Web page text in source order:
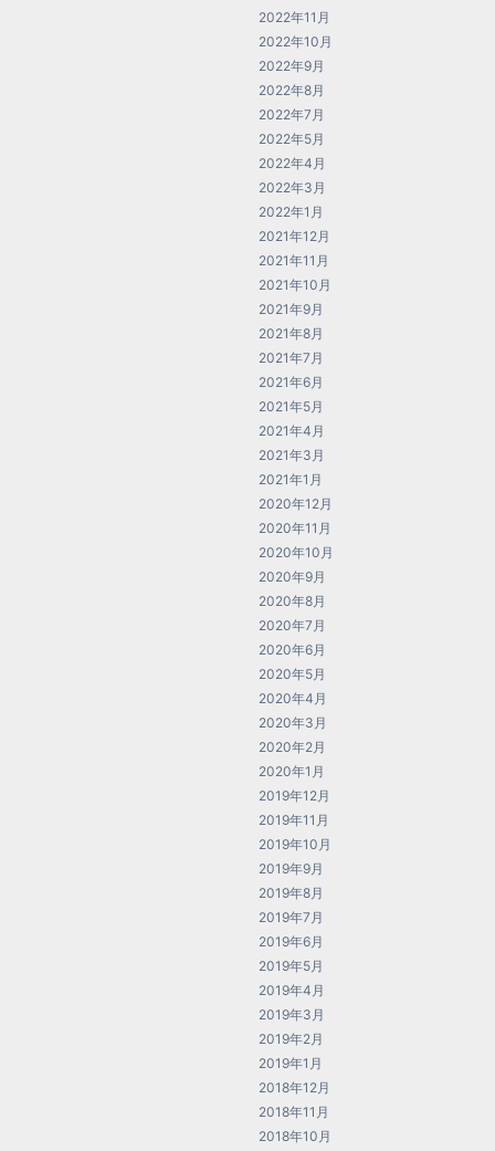
2022年11月
2022年10月
2022年9月
2022年8月
2022年7月
2022年5月
2022年4月
2022年3月
2022年1月
2021年12月
2021年11月
2021年10月
2021年9月
2021年8月
2021年7月
2021年6月
2021年5月
2021年4月
2021年3月
2021年1月
2020年12月
2020年11月
2020年10月
2020年9月
2020年8月
2020年7月
2020年6月
2020年5月
2020年4月
2020年3月
2020年2月
2020年1月
2019年12月
2019年11月
2019年10月
2019年9月
2019年8月
2019年7月
2019年6月
2019年5月
2019年4月
2019年3月
2019年2月
2019年1月
2018年12月
2018年11月
2018年10月